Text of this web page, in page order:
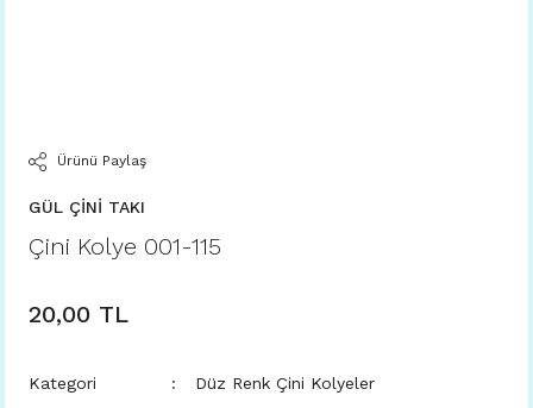
Ürünü Paylaş
GÜL ÇİNİ TAKI
Çini Kolye 001-115
20,00 TL
Kategori Düz Renk Çini Kolyeler